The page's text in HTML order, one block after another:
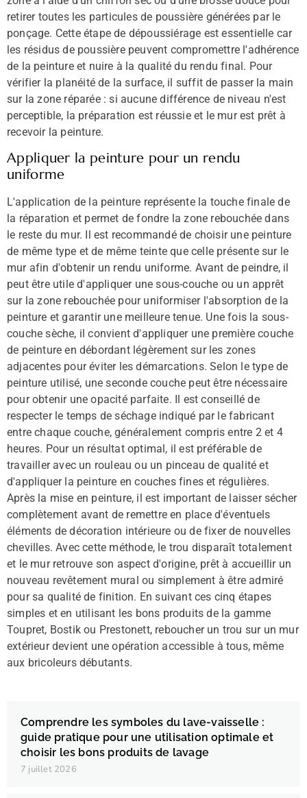
retirer toutes les particules de poussière générées par le
ponçage. Cette étape de dépoussiérage est essentielle car
les résidus de poussière peuvent compromettre l'adhérence
de la peinture et nuire à la qualité du rendu final. Pour
vérifier la planéité de la surface, il suffit de passer la main
sur la zone réparée : si aucune différence de niveau n'est
perceptible, la préparation est réussie et le mur est prêt à
recevoir la peinture.
Appliquer la peinture pour un rendu
uniforme
L'application de la peinture représente la touche finale de
la réparation et permet de fondre la zone rebouchée dans
le reste du mur. Il est recommandé de choisir une peinture
de même type et de même teinte que celle présente sur le
mur afin d'obtenir un rendu uniforme. Avant de peindre, il
peut être utile d'appliquer une sous-couche ou un apprêt
sur la zone rebouchée pour uniformiser l'absorption de la
peinture et garantir une meilleure tenue. Une fois la sous-
couche sèche, il convient d'appliquer une première couche
de peinture en débordant légèrement sur les zones
adjacentes pour éviter les démarcations. Selon le type de
peinture utilisé, une seconde couche peut être nécessaire
pour obtenir une opacité parfaite. Il est conseillé de
respecter le temps de séchage indiqué par le fabricant
entre chaque couche, généralement compris entre 2 et 4
heures. Pour un résultat optimal, il est préférable de
travailler avec un rouleau ou un pinceau de qualité et
d'appliquer la peinture en couches fines et régulières.
Après la mise en peinture, il est important de laisser sécher
complètement avant de remettre en place d'éventuels
éléments de décoration intérieure ou de fixer de nouvelles
chevilles. Avec cette méthode, le trou disparaît totalement
et le mur retrouve son aspect d'origine, prêt à accueillir un
nouveau revêtement mural ou simplement à être admiré
pour sa qualité de finition. En suivant ces cinq étapes
simples et en utilisant les bons produits de la gamme
Toupret, Bostik ou Prestonett, reboucher un trou sur un mur
extérieur devient une opération accessible à tous, même
aux bricoleurs débutants.
Comprendre les symboles du lave-vaisselle :
guide pratique pour une utilisation optimale et
choisir les bons produits de lavage
7 juillet 2026